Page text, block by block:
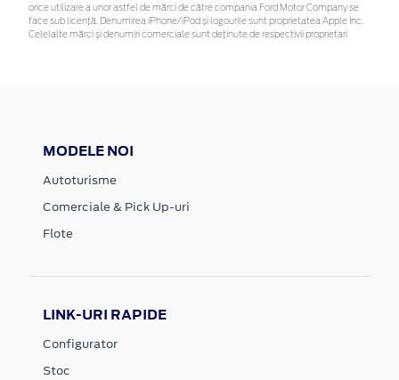
orice utilizare a unor astfel de mărci de către compania Ford Motor Company se
face sub licență. Denumirea iPhone/iPod și logourile sunt proprietatea Apple Inc.
Celelalte mărci și denumiri comerciale sunt deținute de respectivii proprietari
MODELE NOI
Autoturisme
Comerciale & Pick Up-uri
Flote
LINK-URI RAPIDE
Configurator
Stoc